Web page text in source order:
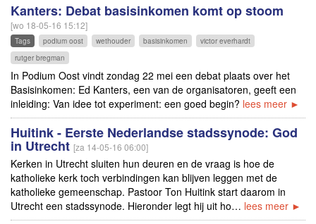
Kanters: Debat basisinkomen komt op stoom
[wo 18-05-16 15:12]
Tags podium oost wethouder basisinkomen
victor everhardt
rutger bregman
In Podium Oost vindt zondag 22 mei een debat plaats over het
Basisinkomen: Ed Kanters, een van de organisatoren, geeft een
inleiding: Van idee tot experiment: een goed begin? lees meer ►
Huitink - Eerste Nederlandse stadssynode: God
in Utrecht [za 14-05-16 06:00]
Kerken in Utrecht sluiten hun deuren en de vraag is hoe de
katholieke kerk toch verbindingen kan blijven leggen met de
katholieke gemeenschap. Pastoor Ton Huitink start daarom in
Utrecht een stadssynode. Hieronder legt hij uit ho… lees meer ►